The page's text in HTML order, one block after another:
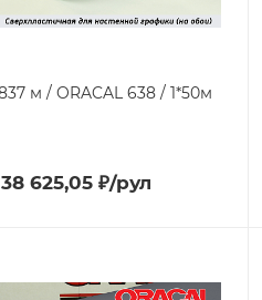
837 м / ORACAL 638 / 1*50м
38 625,05₽/рул